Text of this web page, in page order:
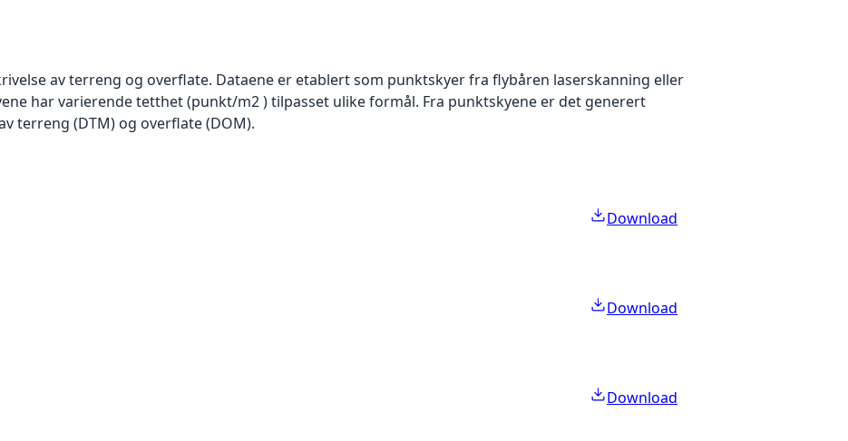
av terreng og overflate. Dataene er etablert som punktskyer fra flybåren laserskanning eller
har varierende tetthet (punkt/m2 ) tilpasset ulike formål. Fra punktskyene er det generert
terreng (DTM) og overflate (DOM).
Download
Download
Download